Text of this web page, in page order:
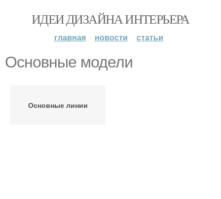
ИДЕИ ДИЗАЙНА ИНТЕРЬЕРА
главная новости статьи
Основные модели
Основные линии